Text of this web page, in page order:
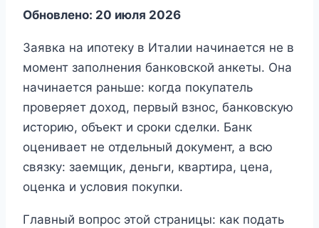
Обновлено: 20 июля 2026
Заявка на ипотеку в Италии начинается не в
момент заполнения банковской анкеты. Она
начинается раньше: когда покупатель
проверяет доход, первый взнос, банковскую
историю, объект и сроки сделки. Банк
оценивает не отдельный документ, а всю
связку: заемщик, деньги, квартира, цена,
оценка и условия покупки.
Главный вопрос этой страницы: как подать